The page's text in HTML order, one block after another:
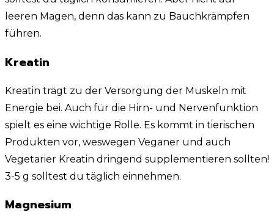
leeren Magen, denn das kann zu Bauchkrämpfen
führen.
Kreatin
Kreatin trägt zu der Versorgung der Muskeln mit
Energie bei. Auch für die Hirn- und Nervenfunktion
spielt es eine wichtige Rolle. Es kommt in tierischen
Produkten vor, weswegen Veganer und auch
Vegetarier Kreatin dringend supplementieren sollten!
3-5 g solltest du täglich einnehmen.
Magnesium